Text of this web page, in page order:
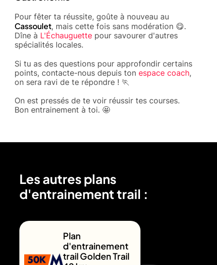
Pour fêter ta réussite, goûte à nouveau au
Cassoulet, mais cette fois sans modération 😋.
Dîne à L'Échauguette pour savourer d'autres
spécialités locales.
Si tu as des questions pour approfondir certains
points, contacte-nous depuis ton espace coach,
on sera ravi de te répondre ! 🏃
On est pressés de te voir réussir tes courses.
Bon entrainement à toi. 🤩
Les autres plans
d'entrainement trail :
Plan
d'entrainement
trail Golden Trail